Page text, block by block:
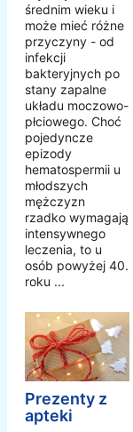
średnim wieku i
może mieć różne
przyczyny - od
infekcji
bakteryjnych po
stany zapalne
układu moczowo-
płciowego. Choć
pojedyncze
epizody
hematospermii u
młodszych
mężczyzn
rzadko wymagają
intensywnego
leczenia, to u
osób powyżej 40.
roku ...
Prezenty z
apteki